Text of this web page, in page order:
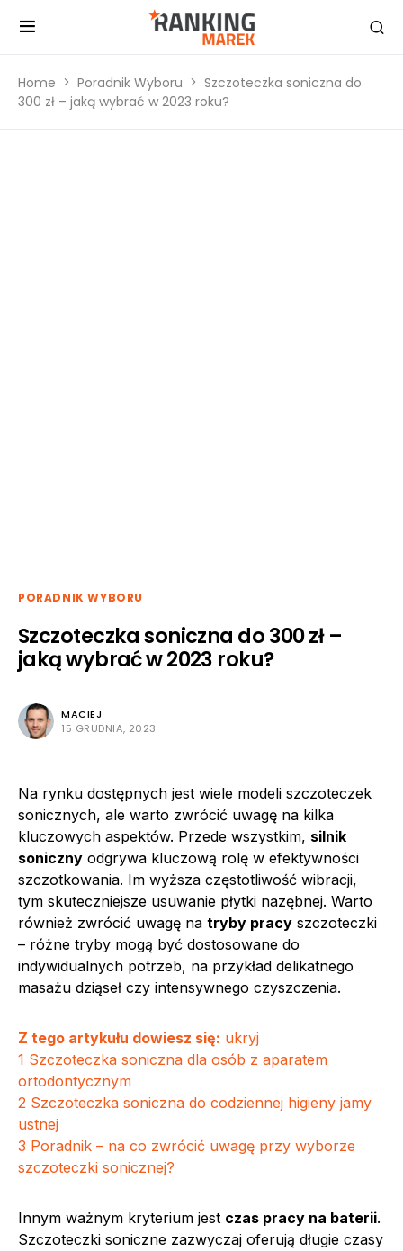
Home Poradnik Wyboru
Szczoteczka soniczna do
300 zł – jaką wybrać w 2023 roku?
PORADNIK WYBORU
Szczoteczka soniczna do 300 zł –
jaką wybrać w 2023 roku?
MACIEJ
15 GRUDNIA, 2023
Na rynku dostępnych jest wiele modeli szczoteczek
sonicznych, ale warto zwrócić uwagę na kilka
kluczowych aspektów. Przede wszystkim, silnik
soniczny odgrywa kluczową rolę w efektywności
szczotkowania. Im wyższa częstotliwość wibracji,
tym skuteczniejsze usuwanie płytki nazębnej. Warto
również zwrócić uwagę na tryby pracy szczoteczki
– różne tryby mogą być dostosowane do
indywidualnych potrzeb, na przykład delikatnego
masażu dziąseł czy intensywnego czyszczenia.
Z tego artykułu dowiesz się: ukryj
1 Szczoteczka soniczna dla osób z aparatem
ortodontycznym
2 Szczoteczka soniczna do codziennej higieny jamy
ustnej
3 Poradnik – na co zwrócić uwagę przy wyborze
szczoteczki sonicznej?
Innym ważnym kryterium jest czas pracy na baterii.
Szczoteczki soniczne zazwyczaj oferują długie czasy